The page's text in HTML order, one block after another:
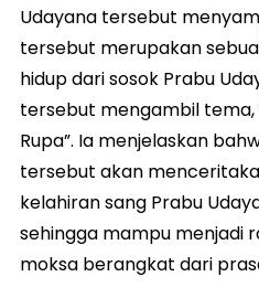
Udayana tersebut
tersebut merupakan
hidup dari sosok Prabu
tersebut mengambil tema,
Rupa”. Ia menjelaskan
tersebut akan
kelahiran sang Prabu
sehingga mampu menjadi
moksa berangkat dari